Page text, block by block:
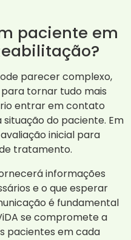
paciente em
parecer complexo,
para tornar tudo mais
entrar em contato
do paciente. Em
inicial para
tratamento.
informações
e o que esperar
é fundamental
se compromete a
pacientes em cada